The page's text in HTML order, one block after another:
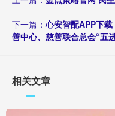
下一篇： 心安智配APP下
善中心、慈善联合总会“五
相关文章